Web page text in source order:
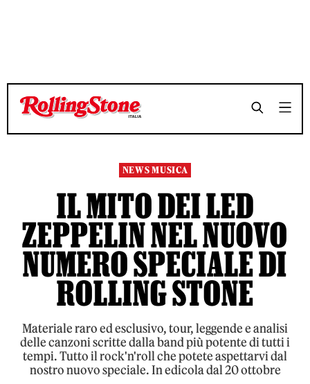
TEMPO DI LETTURA 5 MINUTI
TEMPO DI LETTURA 5 MINUTI
NEWS MUSICA
IL MITO DEI LED
ZEPPELIN NEL NUOVO
NUMERO SPECIALE DI
ROLLING STONE
Materiale raro ed esclusivo, tour, leggende e analisi
delle canzoni scritte dalla band più potente di tutti i
tempi. Tutto il rock'n'roll che potete aspettarvi dal
nostro nuovo speciale. In edicola dal 20 ottobre